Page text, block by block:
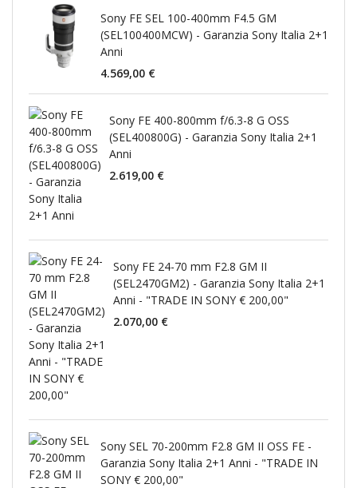
Sony FE SEL 100-400mm F4.5 GM
(SEL100400MCW) - Garanzia Sony Italia 2+1
Anni
4.569,00 €
Sony FE 400-800mm f/6.3-8 G OSS
(SEL400800G) - Garanzia Sony Italia 2+1
Anni
2.619,00 €
Sony FE 24-70 mm F2.8 GM II
(SEL2470GM2) - Garanzia Sony Italia 2+1
Anni - "TRADE IN SONY € 200,00"
2.070,00 €
Sony SEL 70-200mm F2.8 GM II OSS FE -
Garanzia Sony Italia 2+1 Anni - "TRADE IN
SONY € 200,00"